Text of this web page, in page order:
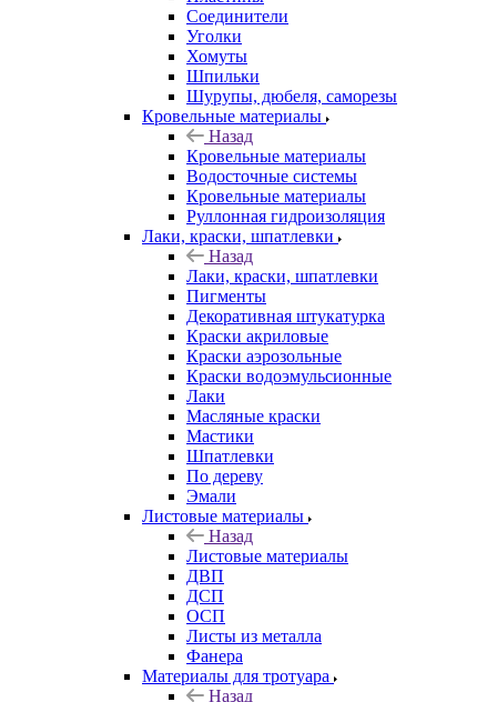
Соединители
Уголки
Хомуты
Шпильки
Шурупы, дюбеля, саморезы
Кровельные материалы
Назад
Кровельные материалы
Водосточные системы
Кровельные материалы
Руллонная гидроизоляция
Лаки, краски, шпатлевки
Назад
Лаки, краски, шпатлевки
Пигменты
Декоративная штукатурка
Краски акриловые
Краски аэрозольные
Краски водоэмульсионные
Лаки
Масляные краски
Мастики
Шпатлевки
По дереву
Эмали
Листовые материалы
Назад
Листовые материалы
ДВП
ДСП
ОСП
Листы из металла
Фанера
Материалы для тротуара
Назад